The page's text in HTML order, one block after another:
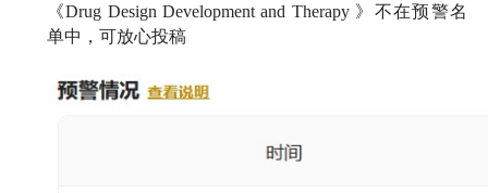
《Drug Design Development and Therapy 》不在预警名
单中，可放心投稿